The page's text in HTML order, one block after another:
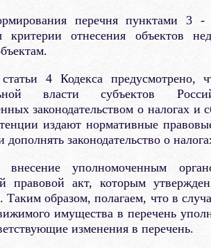
перечня пунктами 3 -
критерии отнесения объектов
4 Кодекса предусмотрено,
власти субъектов
законодательством о налогах и
издают нормативные
дополнять законодательство о
внесение уполномоченным
правовой акт, которым
Таким образом, полагаем, что в
имущества в перечень
изменения в перечень.